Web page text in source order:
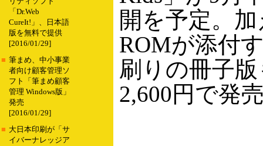
「Dr.Web
CureIt!」、日本語
版を無料で提供
[2016/01/29]
■ 筆まめ、中小事業
者向け顧客管理ソ
フト「筆まめ顧客
管理 Windows版」
発売
[2016/01/29]
■ 大日本印刷が「サ
イバーナレッジア
開を予定。
ROMが添付
刷りの冊子
2,600円で発